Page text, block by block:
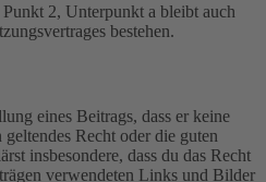
2, Unterpunkt a bleibt auch
bestehen.
eines Beitrags, dass er keine
Recht oder die guten
insbesondere, dass du das Recht
verwendeten Links und Bilder